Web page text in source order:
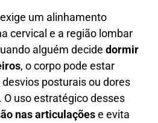
um alinhamento
cervical e a região lombar
alguém decide dormir
, o corpo pode estar
posturais ou dores
uso estratégico desses
nas articulaçõese evita